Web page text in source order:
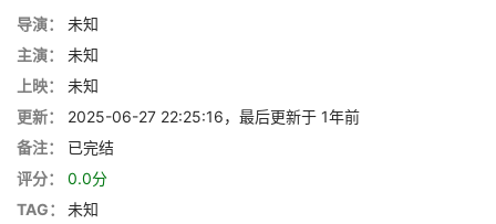
导演：
未知
主演：
未知
上映：
未知
更新：
2025-06-27 22:25:16，最后更新于 1年前
备注：
已完结
评分：
0.0分
TAG：
未知